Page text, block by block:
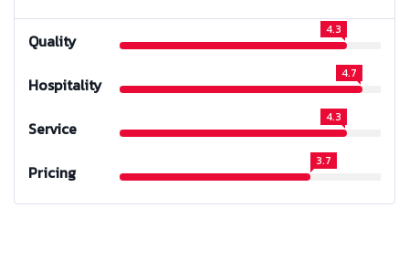
Quality
4.3
Hospitality
4.7
Service
4.3
Pricing
3.7